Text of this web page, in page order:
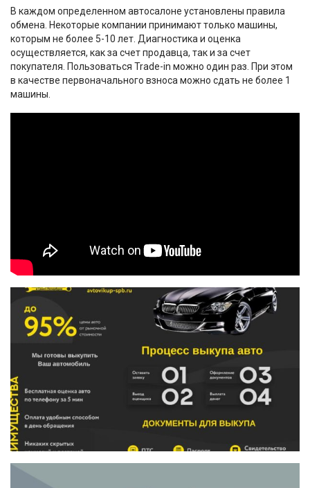
В каждом определенном автосалоне установлены правила
обмена. Некоторые компании принимают только машины,
которым не более 5-10 лет. Диагностика и оценка
осуществляется, как за счет продавца, так и за счет
покупателя. Пользоваться Trade-in можно один раз. При этом
в качестве первоначального взноса можно сдать не более 1
машины.